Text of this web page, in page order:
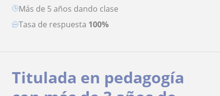
más de 5 años dando clase
Tasa de respuesta 100%
Titulada en pedagogía